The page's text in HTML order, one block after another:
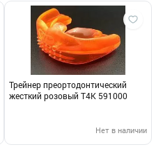
Трейнер преортодонтический
жесткий розовый Т4К 591000
Нет в наличии